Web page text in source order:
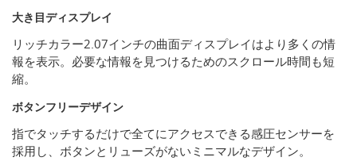
大き目ディスプレイ
リッチカラー2.07インチの曲面ディスプレイはより多くの情
報を表示。必要な情報を見つけるためのスクロール時間も短
縮。
ボタンフリーデザイン
指でタッチするだけで全てにアクセスできる感圧センサーを
採用し、ボタンとリューズがないミニマルなデザイン。